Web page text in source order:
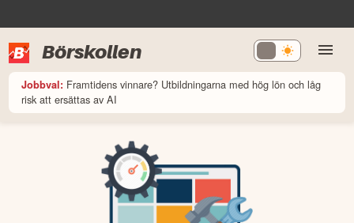
Börskollen
Jobbval: Framtidens vinnare? Utbildningarna med hög lön och låg
risk att ersättas av AI